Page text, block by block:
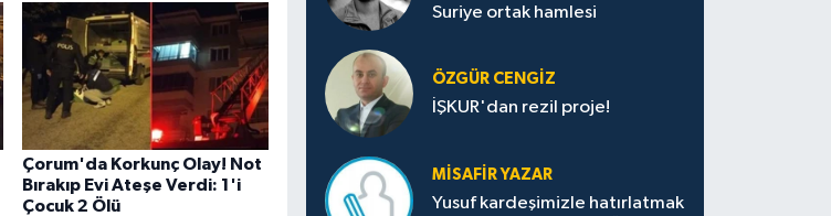
Çorum'da Korkunç Olay! Not
Bırakıp Evi Ateşe Verdi: 1'i
Çocuk 2 Ölü
Suriye ortak hamlesi
ÖZGÜR CENGIZ
İŞKUR'dan rezil proje!
MISAFIR YAZAR
Yusuf kardeşimizle hatırlatmak